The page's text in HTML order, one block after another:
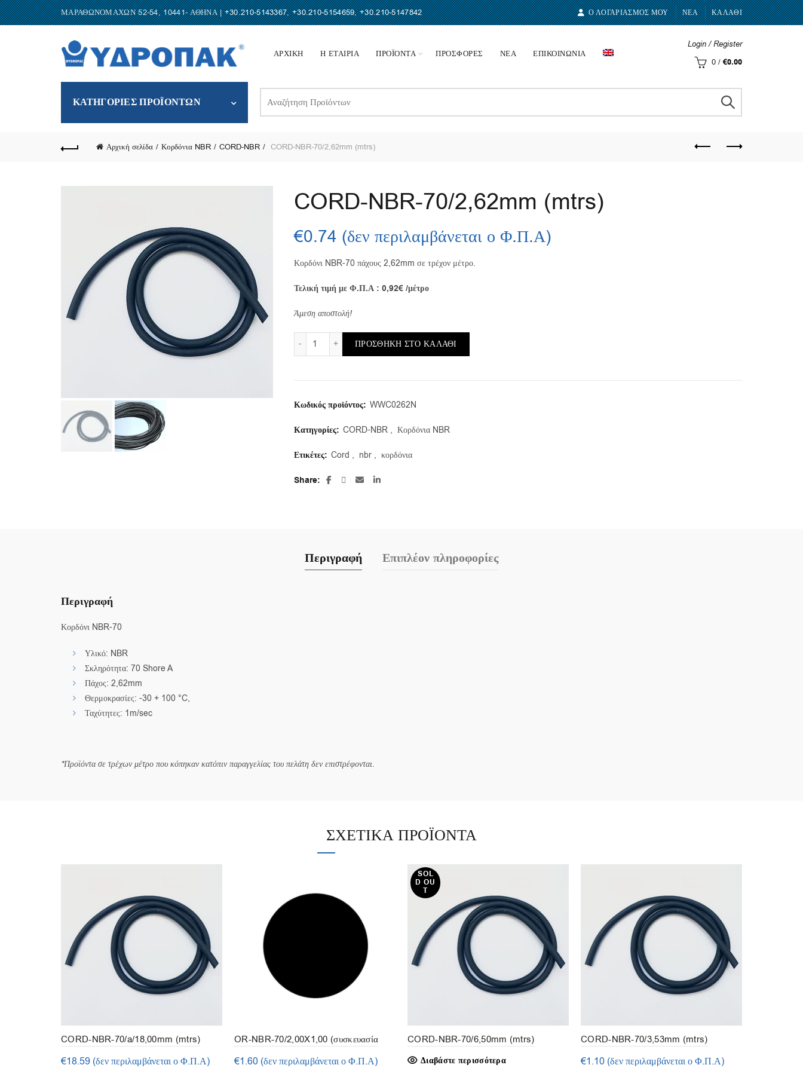
ΜΑΡΑΘΩΝΟΜΑΧΩΝ 52-54, 10441- ΑΘΗΝΑ |+30.210-5143367,+30.210-5154659,+30.210-5147842 Ο ΛΟΓΑΡΙΑΣΜΟΣ ΜΟΥ ΝΕΑ ΚΑΛΑΘΙ
ΑΡΧΙΚΗ Η ΕΤΑΙΡΙΑ ΠΡΟΪΟΝΤΑ ΠΡΟΣΦΟΡΕΣ ΝΕΑ ΕΠΙΚΟΙΝΩΝΙΑ
Login / Register
0 / €0.00
ΚΑΤΗΓΟΡΙΕΣ ΠΡΟΪΟΝΤΩΝ
for:
Αρχική σελίδα Κορδόνια NBR CORD-NBR CORD-NBR-70/2,62mm (mtrs)
CORD-NBR-70/2,62mm (mtrs)
€0.74 (δεν περιλαμβάνεται ο Φ.Π.Α)
Κορδόνι NBR-70 πάχους 2,62mm σε τρέχον μέτρο.
Τελική τιμή με Φ.Π.Α : 0,92€ /μέτρο
Άμεση αποστολή!
CORD-NBR-70/2,62mm (mtrs) ποσότητα
ΠΡΟΣΘΉΚΗ ΣΤΟ ΚΑΛΆΘΙ
Κωδικός προϊόντος: WWC0262N
Κατηγορίες: CORD-NBR , Κορδόνια NBR
Ετικέτες: Cord , nbr , κορδόνια
Share
Περιγραφή Επιπλέον πληροφορίες
Περιγραφή
Κορδόνι NBR-70
Υλικό: NBR
Σκληρότητα: 70 Shore A
Πάχος: 2,62mm
Θερμοκρασίες: -30 + 100 °C,
Ταχύτητες: 1m/sec
*Προϊόντα σε τρέχων μέτρο που κόπηκαν κατόπιν παραγγελίας του πελάτη δεν επιστρέφονται.
ΣΧΕΤΙΚΆ ΠΡΟΪΌΝΤΑ
CORD-NBR-70/a/18,00mm (mtrs)
€18.59 (δεν περιλαμβάνεται ο Φ.Π.Α)
OR-NBR-70/2,00X1,00 (συσκευασία
50τμ.)
€1.60 (δεν περιλαμβάνεται ο Φ.Π.Α)
SOL
D OU
T
CORD-NBR-70/6,50mm (mtrs)
Διαβάστε περισσότερα
CORD-NBR-70/3,53mm (mtrs)
€1.10 (δεν περιλαμβάνεται ο Φ.Π.Α)